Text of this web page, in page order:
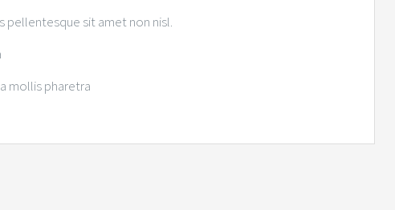
pellentesque sit amet non nisl.
mollis pharetra